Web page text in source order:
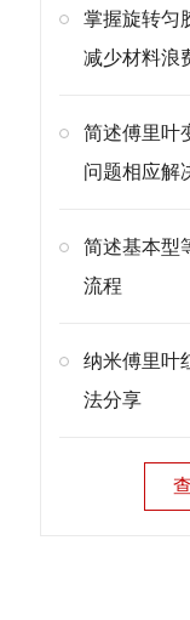
掌握旋转匀
减少材料浪
简述傅里叶
问题相应解
简述基本型
流程
纳米傅里叶
法分享